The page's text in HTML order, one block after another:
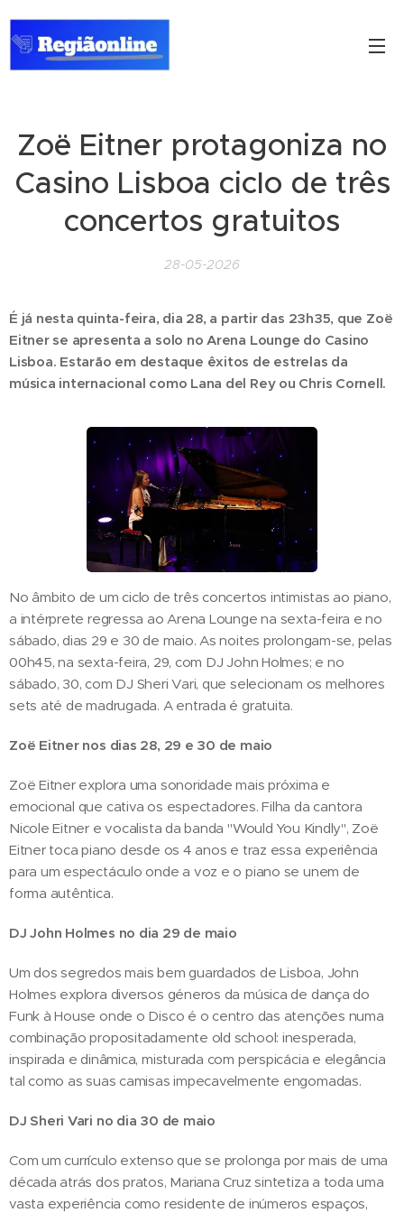
Zoë Eitner protagoniza no
Casino Lisboa ciclo de três
concertos gratuitos
28-05-2026
É já nesta quinta-feira, dia 28, a partir das 23h35, que Zoë
Eitner se apresenta a solo no Arena Lounge do Casino
Lisboa. Estarão em destaque êxitos de estrelas da
música internacional como Lana del Rey ou Chris Cornell.
No âmbito de um ciclo de três concertos intimistas ao piano,
a intérprete regressa ao Arena Lounge na sexta-feira e no
sábado, dias 29 e 30 de maio. As noites prolongam-se, pelas
00h45, na sexta-feira, 29, com DJ John Holmes; e no
sábado, 30, com DJ Sheri Vari, que selecionam os melhores
sets até de madrugada. A entrada é gratuita.
Zoë Eitner nos dias 28, 29 e 30 de maio
Zoë Eitner explora uma sonoridade mais próxima e
emocional que cativa os espectadores. Filha da cantora
Nicole Eitner e vocalista da banda "Would You Kindly", Zoë
Eitner toca piano desde os 4 anos e traz essa experiência
para um espectáculo onde a voz e o piano se unem de
forma autêntica.
DJ John Holmes no dia 29 de maio
Um dos segredos mais bem guardados de Lisboa, John
Holmes explora diversos géneros da música de dança do
Funk à House onde o Disco é o centro das atenções numa
combinação propositadamente old school: inesperada,
inspirada e dinâmica, misturada com perspicácia e elegância
tal como as suas camisas impecavelmente engomadas.
DJ Sheri Vari no dia 30 de maio
Com um currículo extenso que se prolonga por mais de uma
década atrás dos pratos, Mariana Cruz sintetiza a toda uma
vasta experiência como residente de inúmeros espaços,